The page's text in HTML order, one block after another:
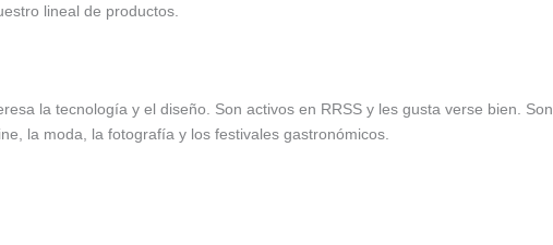
lineal de productos.
la tecnología y el diseño. Son activos en RRSS y les gusta verse bien. Son
la moda, la fotografía y los festivales gastronómicos.